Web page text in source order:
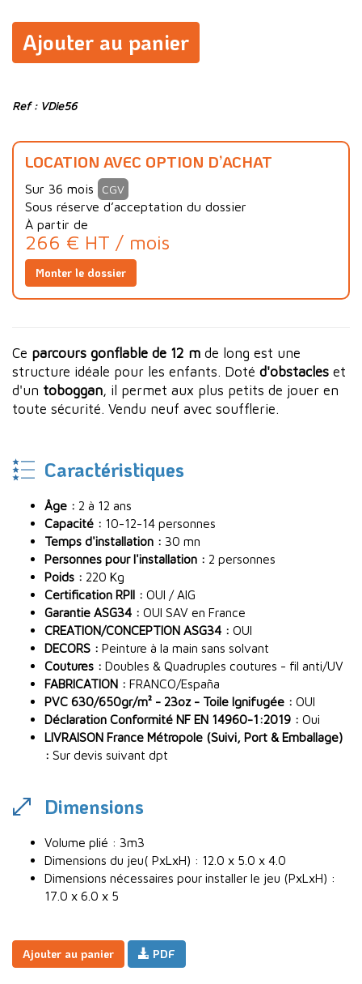
Ajouter au panier
Ref : VDie56
LOCATION AVEC OPTION D’ACHAT
Sur 36 mois CGV
Sous réserve d’acceptation du dossier
À partir de
266 € HT / mois
Monter le dossier
Ce parcours gonflable de 12 m de long est une
structure idéale pour les enfants. Doté d'obstacles et
d'un toboggan, il permet aux plus petits de jouer en
toute sécurité. Vendu neuf avec soufflerie.
Caractéristiques
Âge : 2 à 12 ans
Capacité : 10-12-14 personnes
Temps d'installation : 30 mn
Personnes pour l'installation : 2 personnes
Poids : 220 Kg
Certification RPII : OUI / AIG
Garantie ASG34 : OUI SAV en France
CREATION/CONCEPTION ASG34 : OUI
DECORS : Peinture à la main sans solvant
Coutures : Doubles & Quadruples coutures - fil anti/UV
FABRICATION : FRANCO/España
PVC 630/650gr/m² - 23oz - Toile Ignifugée : OUI
Déclaration Conformité NF EN 14960-1:2019 : Oui
LIVRAISON France Métropole (Suivi, Port & Emballage)
: Sur devis suivant dpt
Dimensions
Volume plié : 3m3
Dimensions du jeu( PxLxH) : 12.0 x 5.0 x 4.0
Dimensions nécessaires pour installer le jeu (PxLxH) :
17.0 x 6.0 x 5
Ajouter au panier PDF